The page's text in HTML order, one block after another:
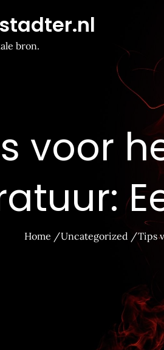
bron.
voor
Home Uncategorized Tips